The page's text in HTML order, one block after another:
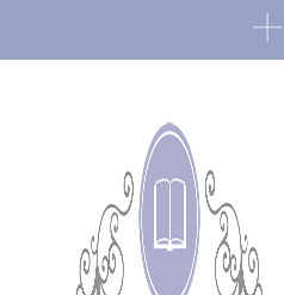
Fin de série 2022
7 janvier 2022 0
Lectures 2022